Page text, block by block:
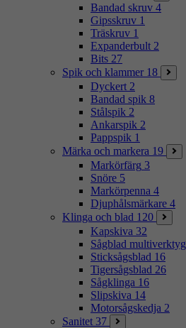
Bandad skruv 4
Gipsskruv 1
Träskruv 1
Expanderbult 2
Bits 27
Spik och klammer 18
Dyckert 2
Bandad spik 8
Stålspik 2
Ankarspik 2
Pappspik 1
Märka och markera 19
Markörfärg 3
Snöre 5
Markörpenna 4
Djuphålsmärkare 4
Klinga och blad 120
Kapskiva 32
Sågblad multiverktyg
Sticksågsblad 16
Tigersågsblad 26
Sågklinga 16
Slipskiva 14
Motorsågskedja 2
Sanitet 37